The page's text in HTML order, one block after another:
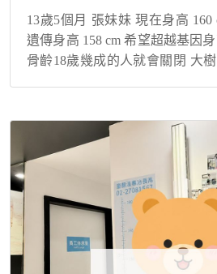
13歲5個月 張妹妹 現在身高 160
遺傳身高 158 cm 希望超越基因
骨齡18歲幾成的人就會關閉 大